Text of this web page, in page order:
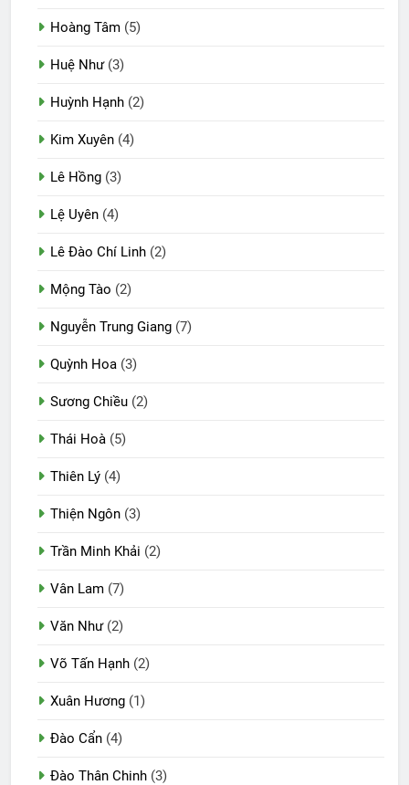
Hoàng Tâm (5)
Huệ Như(3)
Huỳnh Hạnh (2)
Kim Xuyên (4)
Lê Hồng (3)
Lệ Uyên (4)
Lê Đào Chí Linh (2)
Mộng Tào (2)
Nguyễn Trung Giang (7)
Quỳnh Hoa (3)
Sương Chiều (2)
Thái Hoà (5)
Thiên Lý (4)
Thiện Ngôn (3)
Trần Minh Khải (2)
Vân Lam (7)
Văn Như(2)
Võ Tấn Hạnh (2)
Xuân Hương (1)
Đào Cẩn (4)
Đào Thân Chinh (3)